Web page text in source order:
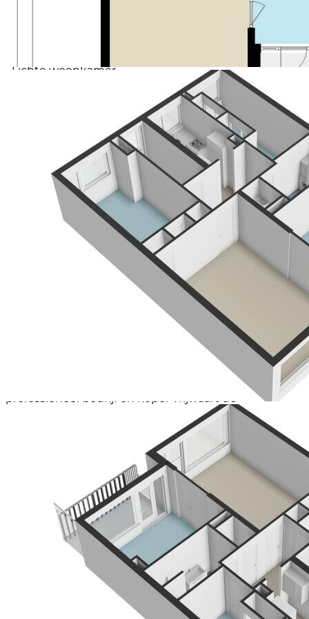
• Gelegen op de derde verdieping van een galerijflat
• Lichte woonkamer
• VvE kosten € 223,67 per maand
• Gelegen in het Stadshart van Amstelveen
• Uitstekende bereikbaarheid met auto en openbaar
• Nabij winkels, horeca, scholen en
recreatievoorzieningen
• Oplevering in overleg, kan spoedig
• Niet zelf-bewoningsclausule, asbestclausule en
ouderdomsclausule van toepassing
Het verkochte is gemeten met gebruikmaking van
de Meetinstructie, gebaseerd op de normen zoals
vastgelegd in NEN 2580. De Meetinstructie is
bedoeld om een meer eenduidige manier van meten
toe te passen voor het geven van een indicatie van
de gebruiksoppervlakte. De Meetinstructie sluit
verschillen in meetuitkomsten niet volledig uit door
bijvoorbeeld interpretatieverschillen, afrondingen en
beperkingen bij het uitvoeren van een meting. De
medewerkers van Voorma & Millenaar makelaars o.g.
en de verkoper voor eventuele afwijkingen in de
opgegeven maten. Koper verklaart in de gelegenheid
te zijn gesteld om het verkochte zelf te (laten) meten
*** This Property is listed by an MVA Certified Expat
Broker ***
Mr. F.A. van Hallweg 112
Spacious 4-Room Apartment with Balcony in a Prime
Location in the Heart of Amstelveen
Situated in a central location in the popular Stadshart
(city centre) of Amstelveen, this spacious four-room
apartment features three bedrooms, a bright living
room, and a balcony. The property offers a practical